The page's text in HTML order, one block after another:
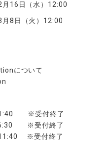
16日（水）12:00
8日（火）12:00
について
※受付終了
※受付終了
※受付終了